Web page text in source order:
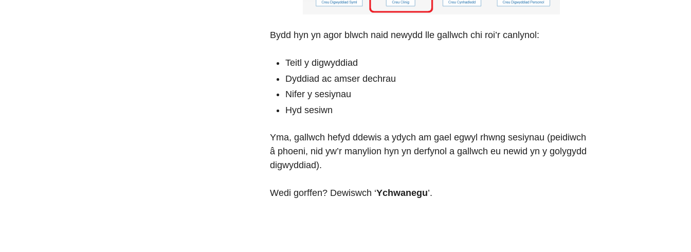
Bydd hyn yn agor blwch naid newydd lle gallwch chi roi’r canlynol:
Teitl y digwyddiad
Dyddiad ac amser dechrau
Nifer y sesiynau
Hyd sesiwn
Yma, gallwch hefyd ddewis a ydych am gael egwyl rhwng sesiynau (peidiwch
â phoeni, nid yw’r manylion hyn yn derfynol a gallwch eu newid yn y golygydd
digwyddiad).
Wedi gorffen? Dewiswch ‘Ychwanegu’.